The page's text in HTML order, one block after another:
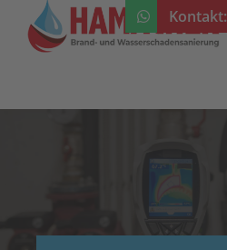
Kontakt: